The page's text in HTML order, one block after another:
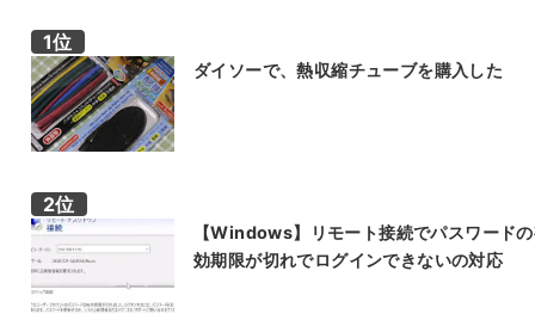
ダイソーで、熱収縮チューブを購入した
【Windows】リモート接続でパスワード
効期限が切れでログインできないの対応